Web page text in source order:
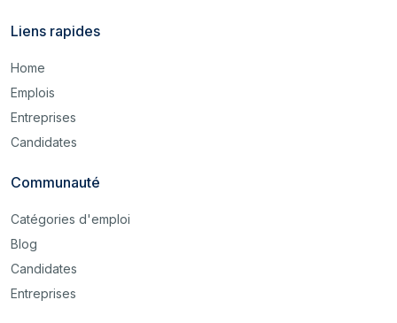
Liens rapides
Home
Emplois
Entreprises
Candidates
Communauté
Catégories d'emploi
Blog
Candidates
Entreprises